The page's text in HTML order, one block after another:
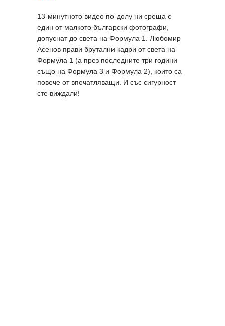
13-минутното видео по-долу ни среща с
един от малкото български фотографи,
допуснат до света на Формула 1. Любомир
Асенов прави брутални кадри от света на
Формула 1 (а през последните три години
също на Формула 3 и Формула 2), които са
повече от впечатляващи. И със сигурност
сте виждали!